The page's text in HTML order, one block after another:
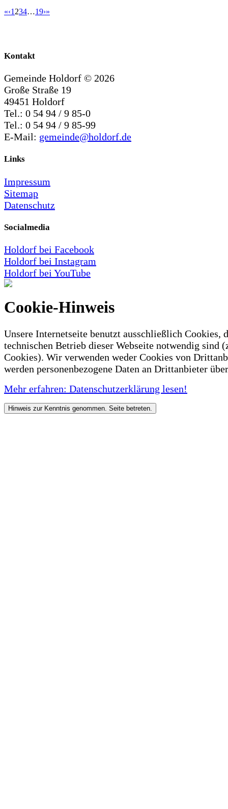
«‹1 234…19›»
Kontakt
Gemeinde Holdorf © 2026
Große Straße 19
49451 Holdorf
Tel.: 0 54 94 / 9 85-0
Tel.: 0 54 94 / 9 85-99
E-Mail: gemeinde@holdorf.de
Links
Impressum
Sitemap
Datenschutz
Socialmedia
Holdorf bei Facebook
Holdorf bei Instagram
Holdorf bei YouTube
Cookie-Hinweis
Unsere Internetseite benutzt ausschließlich Cookies,
technischen Betrieb dieser Webseite notwendig sind
Cookies). Wir verwenden weder Cookies von
werden personenbezogene Daten an Drittanbieter
Mehr erfahren: Datenschutzerklärung lesen!
Hinweis zur Kenntnis genommen. Seite betreten.